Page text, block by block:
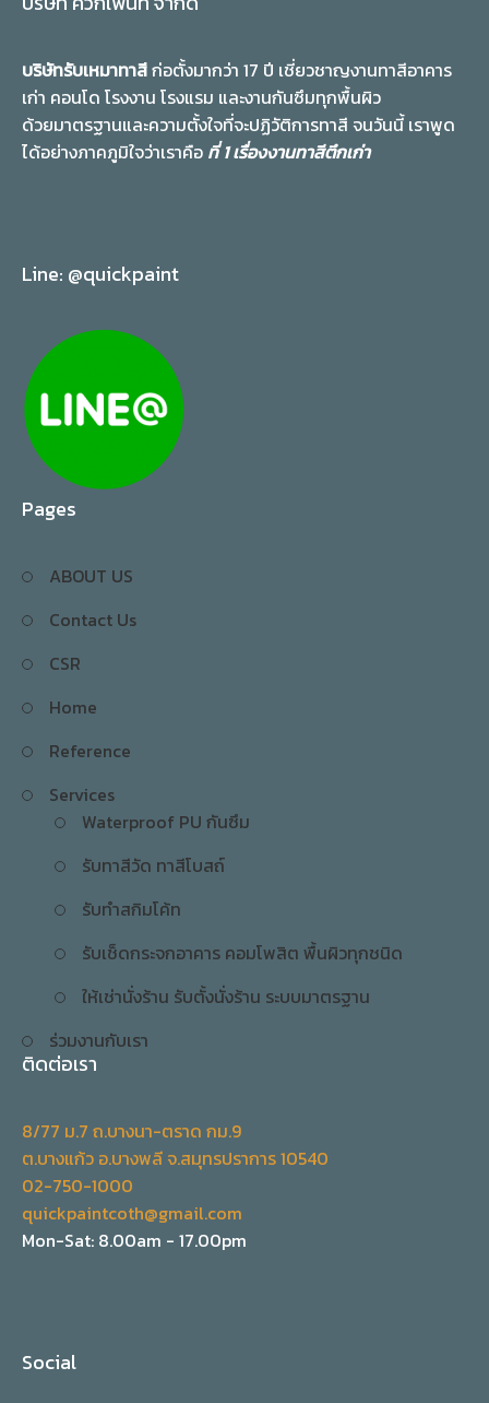
บริษัทรับเหมาทาสีก่อตั้งมากว่า 17 ปี เชี่ยวชาญงานทาสีอาคาร
เก่า คอนโด โรงงาน โรงแรม และงานกันซึมทุกพื้นผิว
ด้วยมาตรฐานและความตั้งใจที่จะปฏิวัติการทาสี จนวันนี้ เราพูด
ได้อย่างภาคภูมิใจว่าเราคือ ที่ 1 เรื่องงานทาสีตึกเก่า
Line: @quickpaint
Pages
ABOUT US
Contact Us
CSR
Home
Reference
Services
Waterproof PU กันซึม
รับทาสีวัด ทาสีโบสถ์
รับทำสกิมโค้ท
รับเช็ดกระจกอาคาร คอมโพสิต พื้นผิวทุกชนิด
ให้เช่านั่งร้าน รับตั้งนั่งร้าน ระบบมาตรฐาน
ร่วมงานกับเรา
ติดต่อเรา
8/77 ม.7 ถ.บางนา-ตราด กม.9
ต.บางแก้ว อ.บางพลี จ.สมุทรปราการ 10540
02-750-1000
quickpaintcoth@gmail.com
Mon-Sat: 8.00am - 17.00pm
Social